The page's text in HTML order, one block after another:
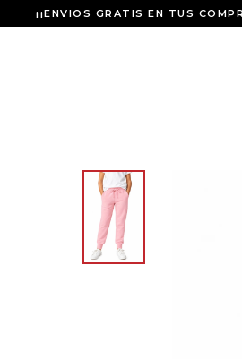
¡¡ENVIOS GRATIS EN TUS